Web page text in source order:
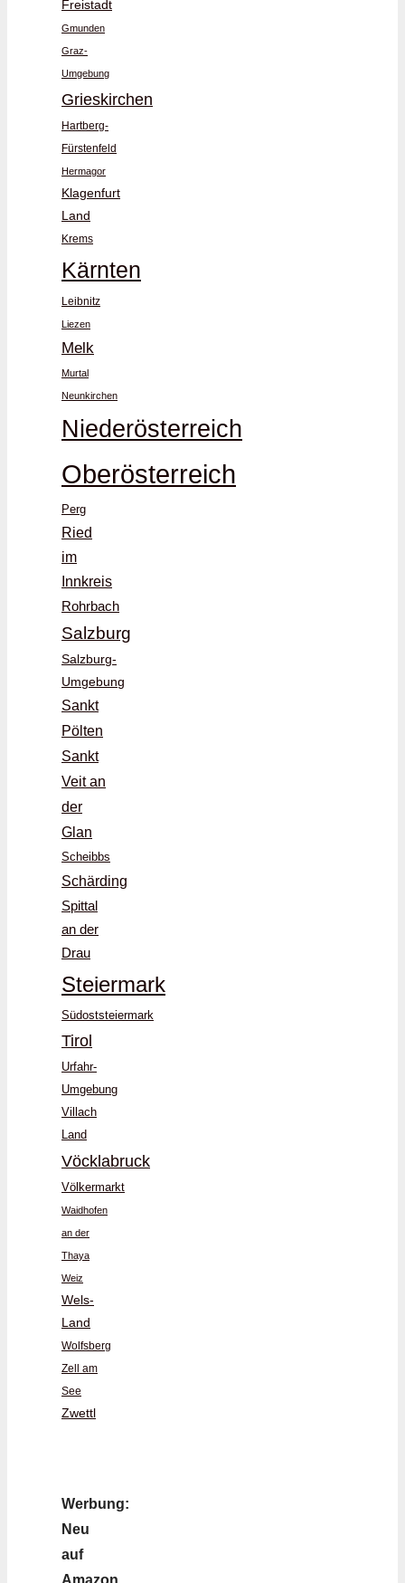
Freistadt
Gmunden
Graz-
Umgebung
Grieskirchen
Hartberg-
Fürstenfeld
Hermagor
Klagenfurt
Land
Krems
Kärnten
Leibnitz
Liezen
Melk
Murtal
Neunkirchen
Niederösterreich
Oberösterreich
Perg
Ried
im
Innkreis
Rohrbach
Salzburg
Salzburg-
Umgebung
Sankt
Pölten
Sankt
Veit an
der
Glan
Scheibbs
Schärding
Spittal
an der
Drau
Steiermark
Südoststeiermark
Tirol
Urfahr-
Umgebung
Villach
Land
Vöcklabruck
Völkermarkt
Waidhofen
an der
Thaya
Weiz
Wels-
Land
Wolfsberg
Zell am
See
Zwettl
Werbung:
Neu
auf
Amazon